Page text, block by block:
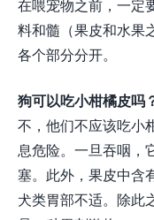
在喂宠物之前，一定
料和髓（果皮和水果
各个部分分开。
狗可以吃小柑橘皮吗
不，他们不应该吃小
息危险。一旦吞咽，
塞。此外，果皮中含
犬类胃部不适。除此